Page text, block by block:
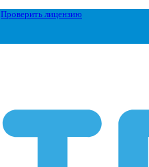
Проверить лицензию